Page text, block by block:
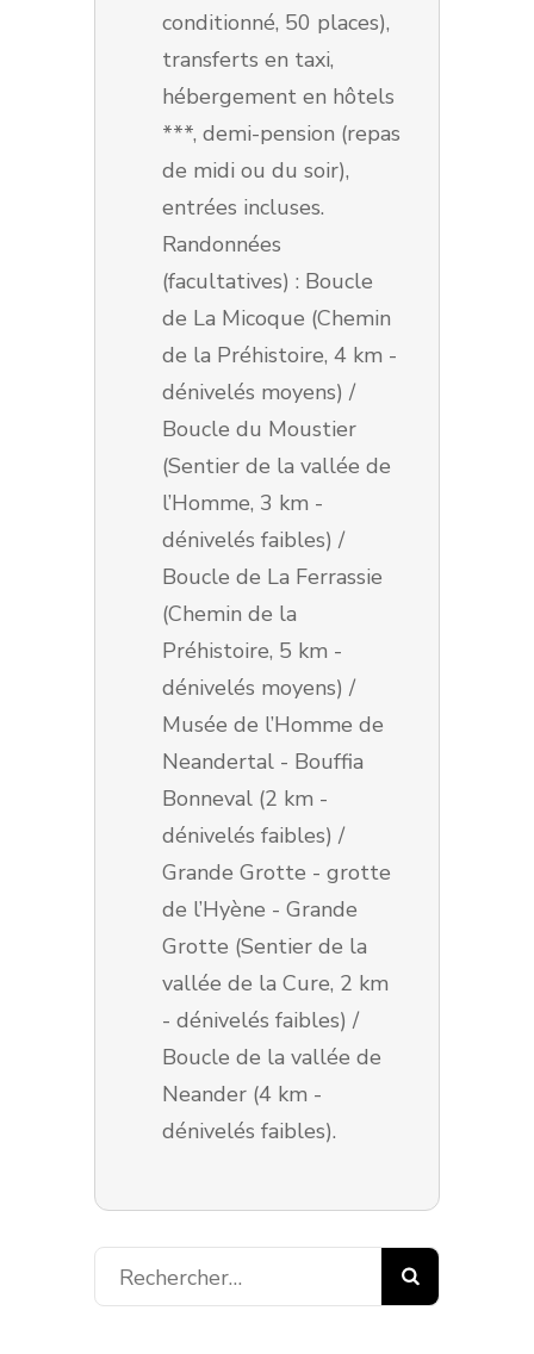
conditionné, 50 places),
transferts en taxi,
hébergement en hôtels
***, demi-pension (repas
de midi ou du soir),
entrées incluses.
Randonnées
(facultatives) : Boucle
de La Micoque (Chemin
de la Préhistoire, 4 km -
dénivelés moyens) /
Boucle du Moustier
(Sentier de la vallée de
l’Homme, 3 km -
dénivelés faibles) /
Boucle de La Ferrassie
(Chemin de la
Préhistoire, 5 km -
dénivelés moyens) /
Musée de l’Homme de
Neandertal - Bouffia
Bonneval (2 km -
dénivelés faibles) /
Grande Grotte - grotte
de l’Hyène - Grande
Grotte (Sentier de la
vallée de la Cure, 2 km
- dénivelés faibles) /
Boucle de la vallée de
Neander (4 km -
dénivelés faibles).
Rechercher :